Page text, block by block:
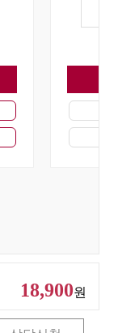
18,900원